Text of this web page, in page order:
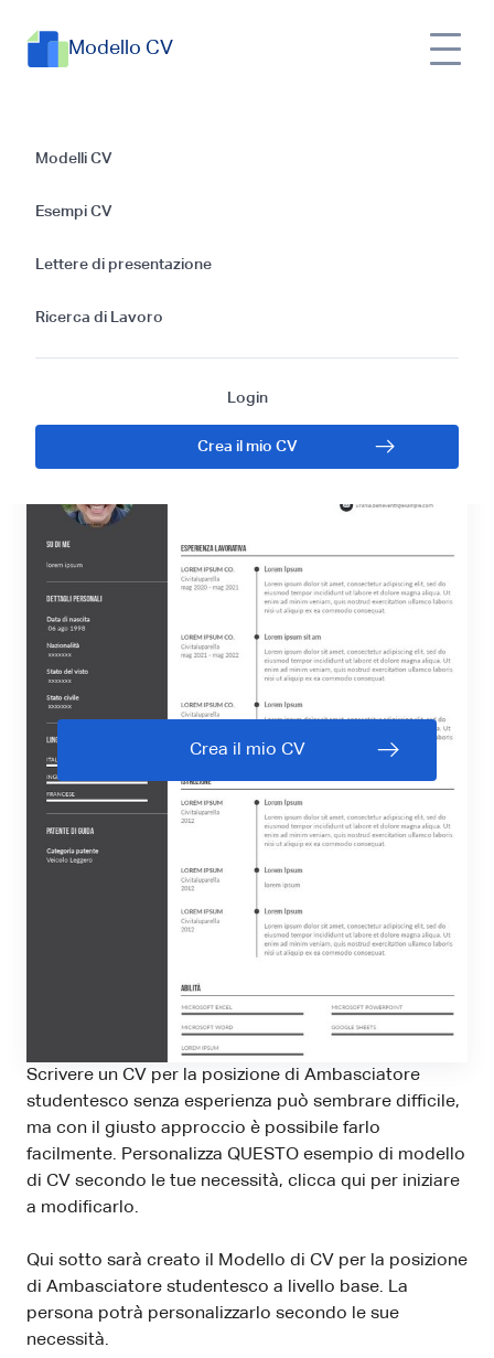
Modello CV
Modelli CV
Esempi CV
Lettere di presentazione
Ricerca di Lavoro
Login
Crea il mio CV
CV per la posizione
di Ambasciatore
studentesco a livello
base: Modelli ed
Crea il mio CV
Scrivere un CV per la posizione di Ambasciatore
studentesco senza esperienza può sembrare difficile,
ma con il giusto approccio è possibile farlo
facilmente. Personalizza QUESTO esempio di modello
di CV secondo le tue necessità, clicca qui per iniziare
a modificarlo.
Qui sotto sarà creato il Modello di CV per la posizione
di Ambasciatore studentesco a livello base. La
persona potrà personalizzarlo secondo le sue
necessità.